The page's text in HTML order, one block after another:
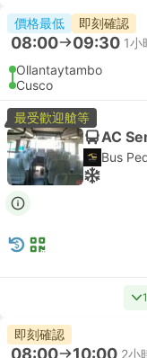
價格最低 即刻確認
08:00 09:30 1小
Ollantaytambo
Cusco
最受歡迎艙等
AC
Bus
即刻確認
08:00 10:00 2小